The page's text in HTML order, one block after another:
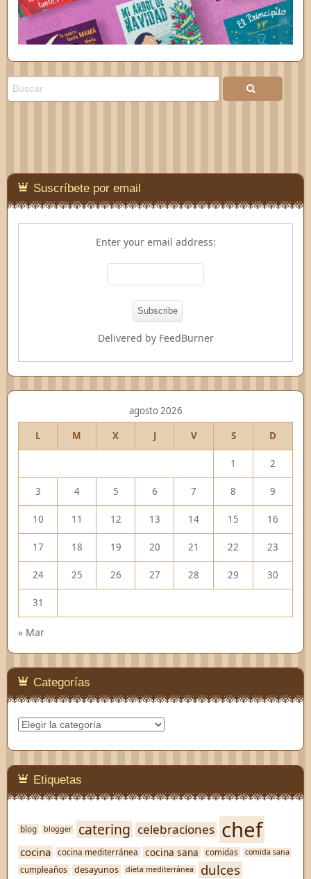
Suscríbete por email
Enter your email address:
Delivered by FeedBurner
agosto 2026
L
M X J V S D
1 2
3 4 5 6 7 8 9
10 11 12 13 14 15 16
17 18 19 20 21 22 23
24 25 26 27 28 29 30
31
« Mar
Categorías
Categorías
Etiquetas
blog blogger catering celebraciones chef
cocina cocina mediterránea cocina sana comidas comida sana
cumpleaños desayunos dieta mediterránea dulces